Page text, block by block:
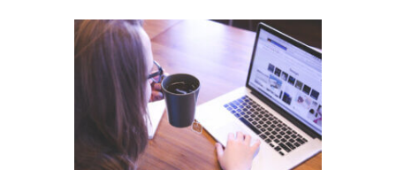
PRODUCTOS
EJEMPLOS
OPINIONES